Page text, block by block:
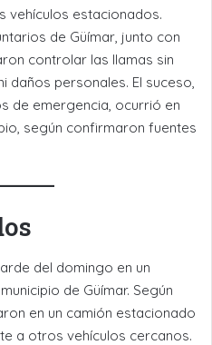
vehículos estacionados.
de Güímar, junto con
controlar las llamas sin
daños personales. El suceso,
de emergencia, ocurrió en
según confirmaron fuentes
del domingo en un
de Güímar. Según
en un camión estacionado
a otros vehículos cercanos.